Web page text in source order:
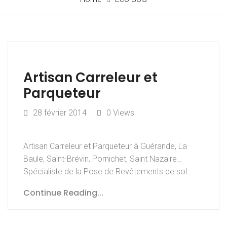
Artisan Carreleur et
Parqueteur
28 février 2014 0 Views
Artisan Carreleur et Parqueteur à Guérande, La
Baule, Saint-Brévin, Pornichet, Saint Nazaire…
Spécialiste de la Pose de Revêtements de sol…
Continue Reading...